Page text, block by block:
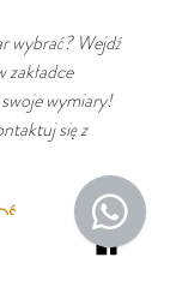
wybrać? Wejdź
zakładce
wymiary!
się z